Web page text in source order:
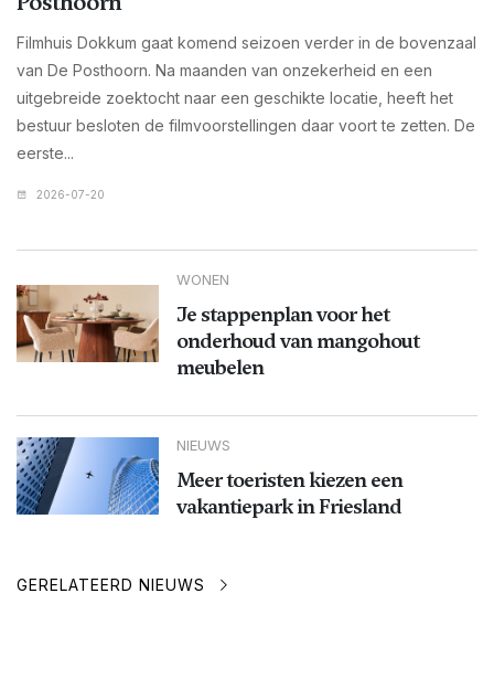
Filmhuis Dokkum gaat komend seizoen verder in de bovenzaal
van De Posthoorn. Na maanden van onzekerheid en een
uitgebreide zoektocht naar een geschikte locatie, heeft het
bestuur besloten de filmvoorstellingen daar voort te zetten. De
eerste...
2026-07-20
WONEN
Je stappenplan voor het
onderhoud van mangohout
meubelen
NIEUWS
Meer toeristen kiezen een
vakantiepark in Friesland
GERELATEERD NIEUWS